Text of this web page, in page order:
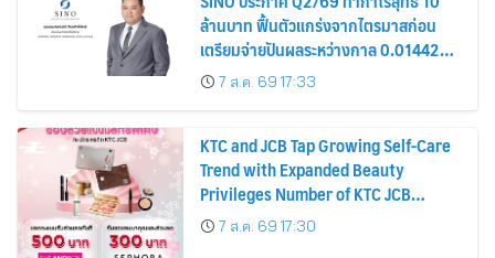
ล้านบาท ฟื้นตัวแกร่งจากไตรมาสก่อน
เตรียมจ่ายปันผลระหว่างกาล 0.014423
บาทต่อหุ้น ครึ่งปีหลังมุ่งเติบโตต่อเนื่อง
7 ส.ค. 69 17:33
KTC and JCB Tap Growing Self-Care
Trend with Expanded Beauty
Privileges Number of KTC JCB
Cardmembers Spending on
Cosmetics Rises 26%
7 ส.ค. 69 17:30